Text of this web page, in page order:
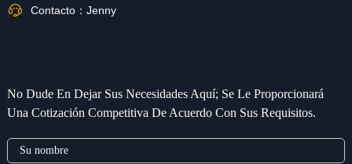
Contacto： Jenny
No Dude En Dejar Sus Necesidades Aquí; Se Le Proporcionará
Una Cotización Competitiva De Acuerdo Con Sus Requisitos.